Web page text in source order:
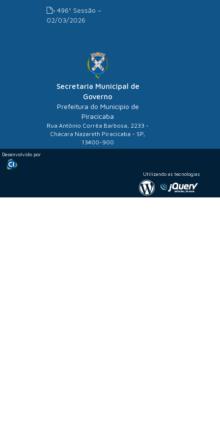
› 496ª Sessão –
02/03/2026
Secretaria Municipal de
Governo
Prefeitura do Município de
Piracicaba
Rua Antônio Corrêa Barbosa, 2233 -
Chácara Nazareth Piracicaba - SP,
13400-900
Desenvolvido por
Utilizando as tecnologias